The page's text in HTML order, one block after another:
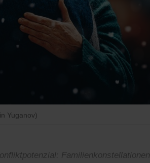
Yuganov)
Familienkonstellationen